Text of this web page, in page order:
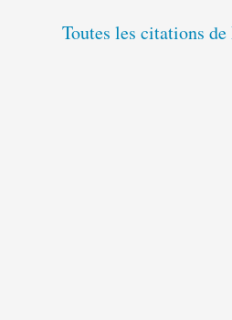
Toutes les citations